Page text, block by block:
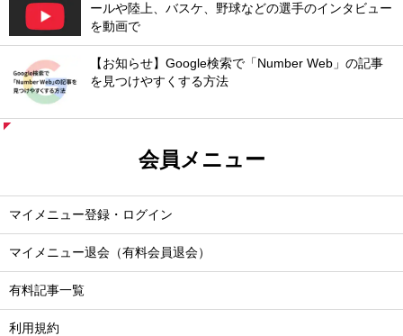
ールや陸上、バスケ、野球などの選手のインタビュー
を動画で
【お知らせ】Google検索で「Number Web」の記事
を見つけやすくする方法
会員メニュー
マイメニュー登録・ログイン
マイメニュー退会（有料会員退会）
有料記事一覧
利用規約